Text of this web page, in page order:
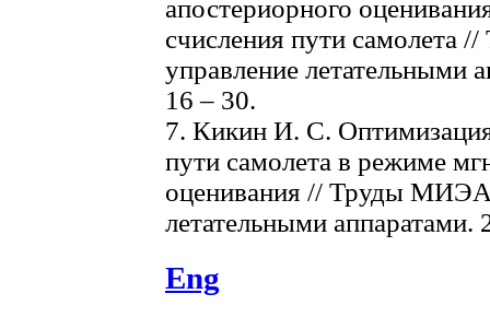
апостериорного
счисления пути
управление
16 – 30.
7. Кикин И. С.
пути самолета в режиме
оценивания // Труды
летательными
Eng